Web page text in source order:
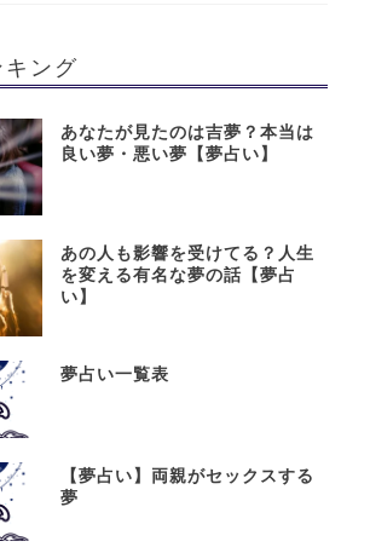
ング
あなたが見たのは吉夢？本当は
良い夢・悪い夢【夢占い】
あの人も影響を受けてる？人生
を変える有名な夢の話【夢占
い】
夢占い一覧表
【夢占い】両親がセックスする
夢